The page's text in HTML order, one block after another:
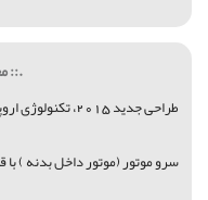
.::
طراحی جدید 2015، تکنولوژی اروپا و تحت لیسانس اروپا
سرو موتور (موتور داخل بدنه ) با